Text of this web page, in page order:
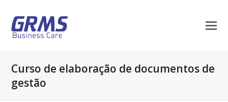
Curso de elaboração de documentos de
gestão